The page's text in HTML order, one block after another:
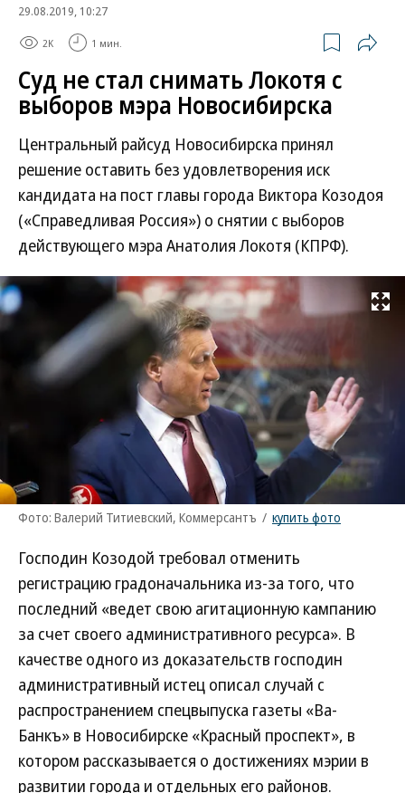
29.08.2019, 10:27
2K 1 мин.
Суд не стал снимать Локотя с
выборов мэра Новосибирска
Центральный райсуд Новосибирска принял
решение оставить без удовлетворения иск
кандидата на пост главы города Виктора Козодоя
(«Справедливая Россия») о снятии с выборов
действующего мэра Анатолия Локотя (КПРФ).
Развернуть
Фото: Валерий Титиевский, Коммерсантъ / купить фото
Господин Козодой требовал отменить
регистрацию градоначальника из-за того, что
последний «ведет свою агитационную кампанию
за счет своего административного ресурса». В
качестве одного из доказательств господин
административный истец описал случай с
распространением спецвыпуска газеты «Ва-
Банкъ» в Новосибирске «Красный проспект», в
котором рассказывается о достижениях мэрии в
развитии города и отдельных его районов.